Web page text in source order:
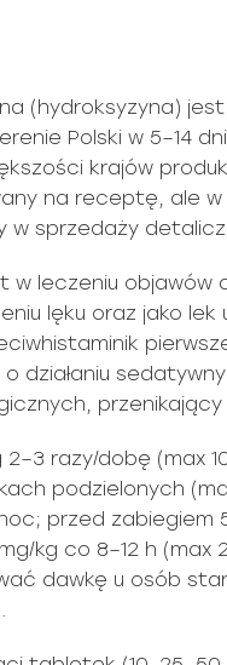
(hydroksyzyna)
Polski w 5–14
krajów
na receptę, ale
sprzedaży
w leczeniu objawów
lęku oraz jako lek
działaniu
przenikający
razy/dobę (max
podzielonych
przed zabiegiem
kg co 8–12 h (max
dawkę u osób